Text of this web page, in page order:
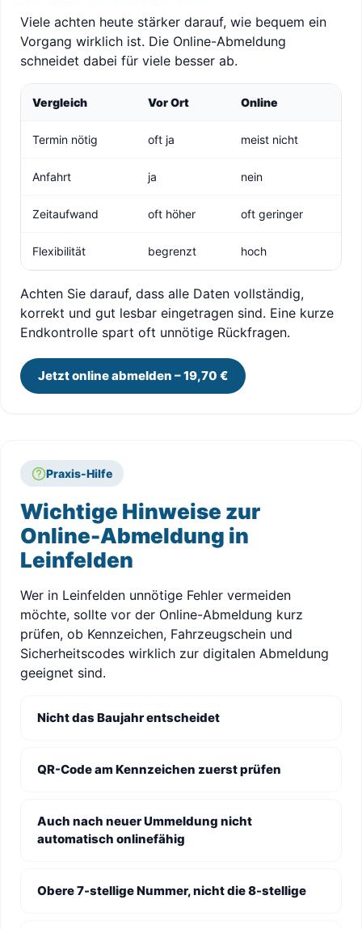
Viele achten heute stärker darauf, wie bequem ein
Vorgang wirklich ist. Die Online-Abmeldung
schneidet dabei für viele besser ab.
Vergleich Vor Ort Online
Termin nötig oft ja meist nicht
Anfahrt ja nein
Zeitaufwand oft höher oft geringer
Flexibilität begrenzt hoch
Achten Sie darauf, dass alle Daten vollständig,
korrekt und gut lesbar eingetragen sind. Eine kurze
Endkontrolle spart oft unnötige Rückfragen.
Jetzt online abmelden – 19,70 €
Praxis-Hilfe
Wichtige Hinweise zur
Online-Abmeldung in
Leinfelden
Wer in Leinfelden unnötige Fehler vermeiden
möchte, sollte vor der Online-Abmeldung kurz
prüfen, ob Kennzeichen, Fahrzeugschein und
Sicherheitscodes wirklich zur digitalen Abmeldung
geeignet sind.
Nicht das Baujahr entscheidet
QR-Code am Kennzeichen zuerst prüfen
Auch nach neuer Ummeldung nicht
automatisch onlinefähig
Obere 7-stellige Nummer, nicht die 8-stellige